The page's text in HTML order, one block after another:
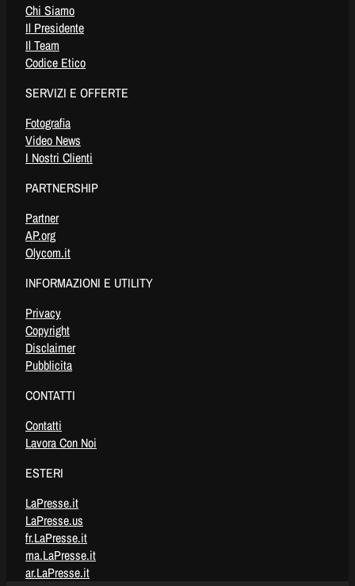
Chi Siamo
Il Presidente
Il Team
Codice Etico
SERVIZI E OFFERTE
Fotografia
Video News
I Nostri Clienti
PARTNERSHIP
Partner
AP.org
Olycom.it
INFORMAZIONI E UTILITY
Privacy
Copyright
Disclaimer
Pubblicita
CONTATTI
Contatti
Lavora Con Noi
ESTERI
LaPresse.it
LaPresse.us
fr.LaPresse.it
ma.LaPresse.it
ar.LaPresse.it